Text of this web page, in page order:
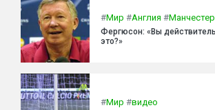
#Мир #Англия #
Фергюсон: «Вы
это?»
#Мир #видео